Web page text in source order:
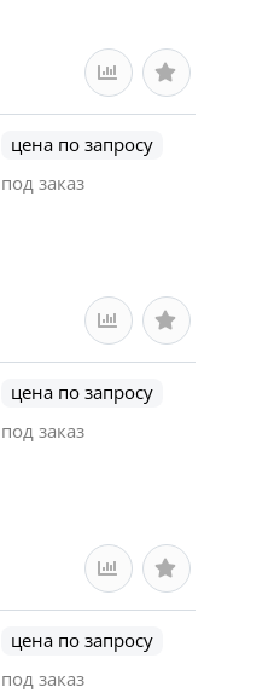
цена по запросу
под заказ
цена по запросу
под заказ
цена по запросу
под заказ